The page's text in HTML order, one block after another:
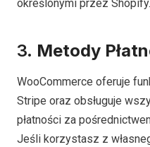
określonymi przez Shopify.
3. Metody
WooCommerce oferuje
Stripe oraz obsługuje
płatności za
Jeśli korzystasz z